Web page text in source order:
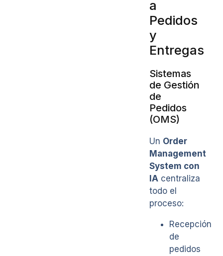
a
Pedidos
y
Entregas
Sistemas
de Gestión
de
Pedidos
(OMS)
Un Order
Management
System con
IA centraliza
todo el
proceso:
Recepción
de
pedidos